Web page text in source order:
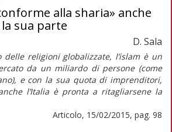
alla sharia» anche
sua parte
D. Sala
delle religioni globalizzate, l’islam è un
da un miliardo di persone (come
e con la sua quota di imprenditori,
l’Italia è pronta a ritagliarsene la
Articolo, 15/02/2015, pag. 98